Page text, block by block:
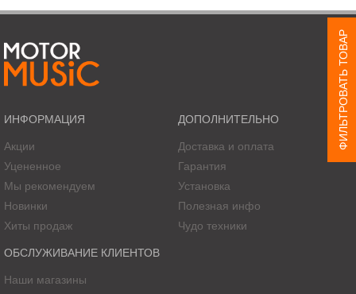
ФИЛЬТРОВАТЬ ТОВАР
ИНФОРМАЦИЯ
Акции
Уцененное
Мы рекомендуем
Новинки
Хиты продаж
ДОПОЛНИТЕЛЬНО
Доставка и оплата
Гарантия
Установка
Полезная инфо
Чудо техники
ОБСЛУЖИВАНИЕ КЛИЕНТОВ
Наши магазины